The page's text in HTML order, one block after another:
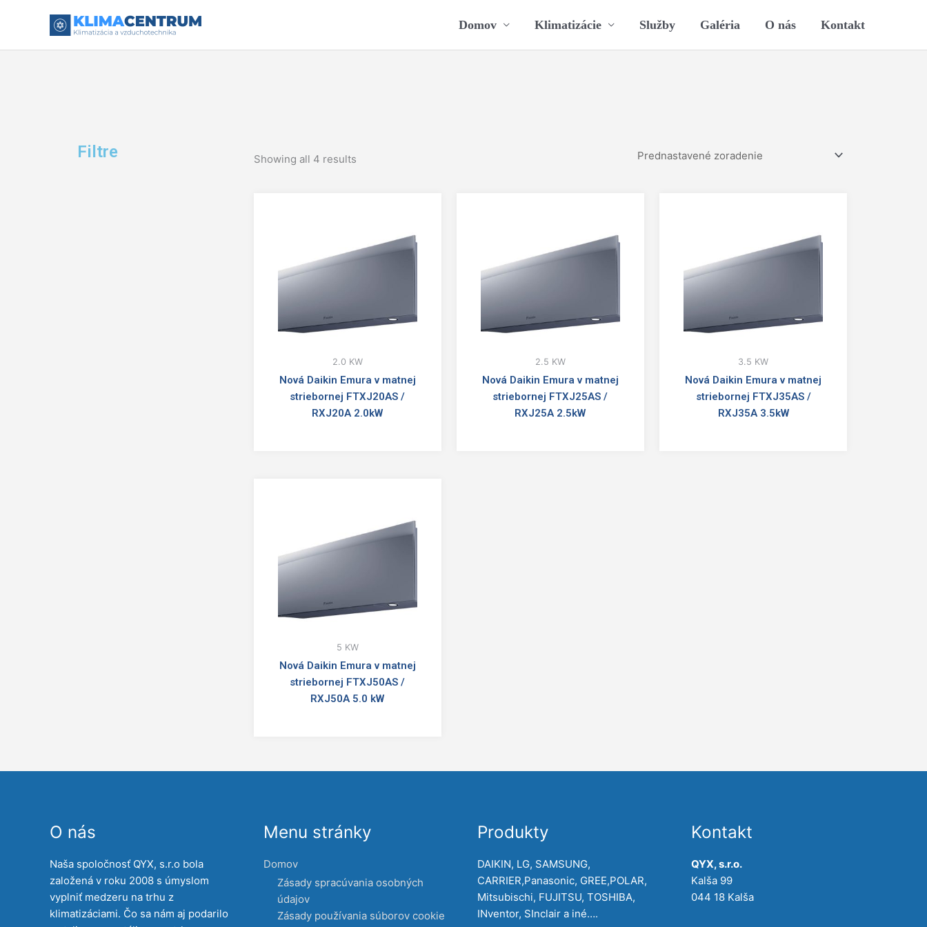
Domov Klimatizácie Služby Galéria O nás Kontakt
Filtre Showing all 4 results
2.0 KW
Nová Daikin Emura v matnej
striebornej FTXJ20AS /
RXJ20A 2.0kW
2.5 KW
Nová Daikin Emura v matnej
striebornej FTXJ25AS /
RXJ25A 2.5kW
3.5 KW
Nová Daikin Emura v matnej
striebornej FTXJ35AS /
RXJ35A 3.5kW
5 KW
Nová Daikin Emura v matnej
striebornej FTXJ50AS /
RXJ50A 5.0 kW
O nás
Naša spoločnosť QYX, s.r.o bola
založená v roku 2008 s úmyslom
vyplniť medzeru na trhu z
klimatizáciami. Čo sa nám aj podarilo
Menu stránky
Domov
Zásady spracúvania osobných
údajov
Zásady používania súborov cookie
Produkty
DAIKIN, LG, SAMSUNG,
CARRIER,Panasonic, GREE,POLAR,
Mitsubischi, FUJITSU, TOSHIBA,
INventor, SInclair a iné….
Kontakt
QYX, s.r.o.
Kalša 99
044 18 Kalša